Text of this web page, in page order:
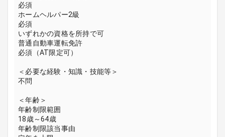
必須
ホームヘルパー2級
必須
いずれかの資格を所持で可
普通自動車運転免許
必須（AT限定可）
＜必要な経験・知識・技能等＞
不問
＜年齢＞
年齢制限範囲
18歳～64歳
年齢制限該当事由